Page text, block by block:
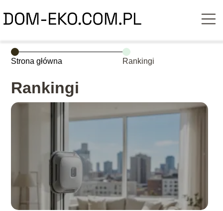
Strona główna Rankingi
Rankingi